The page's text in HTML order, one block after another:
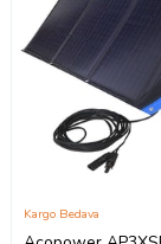
Kargo Bedava